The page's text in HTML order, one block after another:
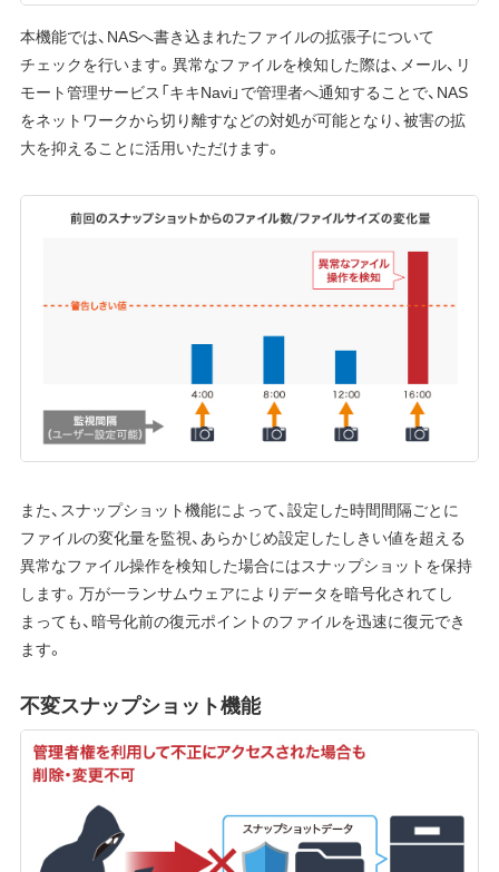
本機能では、NASへ書き込まれたファイルの拡張子について
チェックを行います。異常なファイルを検知した際は、メール、リ
モート管理サービス「キキNavi」で管理者へ通知することで、NAS
をネットワークから切り離すなどの対処が可能となり、被害の拡
大を抑えることに活用いただけます。
また、スナップショット機能によって、設定した時間間隔ごとに
ファイルの変化量を監視、あらかじめ設定したしきい値を超える
異常なファイル操作を検知した場合にはスナップショットを保持
します。万が一ランサムウェアによりデータを暗号化されてし
まっても、暗号化前の復元ポイントのファイルを迅速に復元でき
ます。
不変スナップショット機能